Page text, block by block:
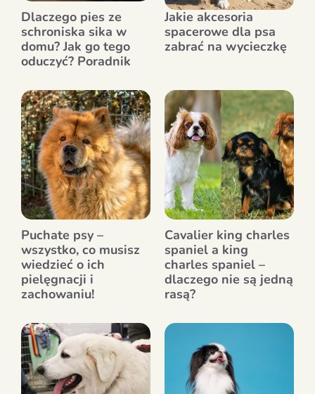
Dlaczego pies ze
schroniska sika w
domu? Jak go tego
oduczyć? Poradnik
Jakie akcesoria
spacerowe dla psa
zabrać na wycieczkę
Puchate psy –
wszystko, co musisz
wiedzieć o ich
pielęgnacji i
zachowaniu!
Cavalier king charles
spaniel a king
charles spaniel –
dlaczego nie są jedną
rasą?